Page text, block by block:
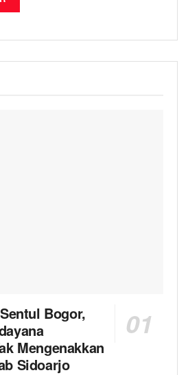
Bogor,
Mengenakkan
Sidoarjo